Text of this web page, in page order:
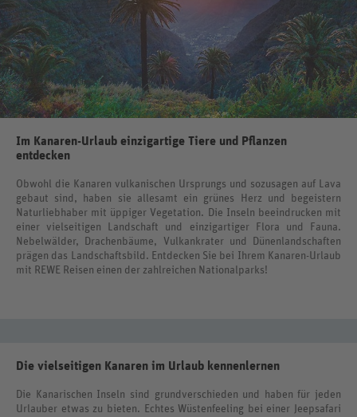
Im Kanaren-Urlaub einzigartige Tiere und Pflanzen
entdecken
Obwohl die Kanaren vulkanischen Ursprungs und sozusagen auf Lava
gebaut sind, haben sie allesamt ein grünes Herz und begeistern
Naturliebhaber mit üppiger Vegetation. Die Inseln beeindrucken mit
einer vielseitigen Landschaft und einzigartiger Flora und Fauna.
Nebelwälder, Drachenbäume, Vulkankrater und Dünenlandschaften
prägen das Landschaftsbild. Entdecken Sie bei Ihrem Kanaren-Urlaub
mit REWE Reisen einen der zahlreichen Nationalparks!
Die vielseitigen Kanaren im Urlaub kennenlernen
Die Kanarischen Inseln sind grundverschieden und haben für jeden
Urlauber etwas zu bieten. Echtes Wüstenfeeling bei einer Jeepsafari